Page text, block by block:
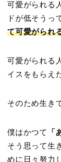
可愛がられる
ドが低そうっ
て可愛がられ
可愛がられる
イスをもらえ
そのため生き
僕はかつて 「
そう思って生
めに日々努力